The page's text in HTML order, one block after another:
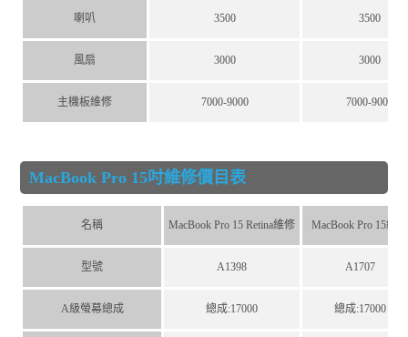
喇叭 3500 3500
風扇 3000 3000
主機板維修 7000-9000 7000-9000
MacBook Pro 15吋維修價目表
名稱 MacBook Pro 15 Retina維修 MacBook Pro 15維修
型號 A1398 A1707
A級螢幕總成 總成:17000 總成:17000